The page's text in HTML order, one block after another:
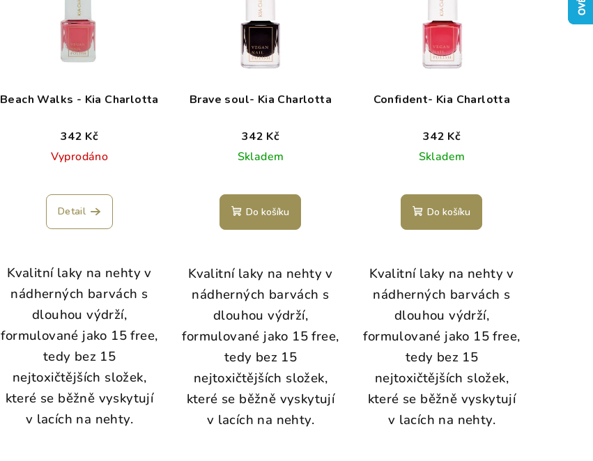
o
p
ů
Beach Walks - Kia Charlotta
342 Kč
Vyprodáno
Detail
Kvalitní laky na nehty v
nádherných barvách s
dlouhou výdrží,
formulované jako 15 free,
tedy bez 15
nejtoxičtějších složek,
které se běžně vyskytují
v lacích na nehty.
Brave soul- Kia Charlotta
342 Kč
Skladem
Do košíku
Kvalitní laky na nehty v
nádherných barvách s
dlouhou výdrží,
formulované jako 15 free,
tedy bez 15
nejtoxičtějších složek,
které se běžně vyskytují
v lacích na nehty.
Confident- Kia Charlotta
342 Kč
Skladem
Do košíku
Kvalitní laky na nehty v
nádherných barvách s
dlouhou výdrží,
formulované jako 15 free,
tedy bez 15
nejtoxičtějších složek,
které se běžně vyskytují
v lacích na nehty.